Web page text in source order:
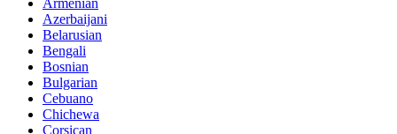
Armenian
Azerbaijani
Belarusian
Bengali
Bosnian
Bulgarian
Cebuano
Chichewa
Corsican